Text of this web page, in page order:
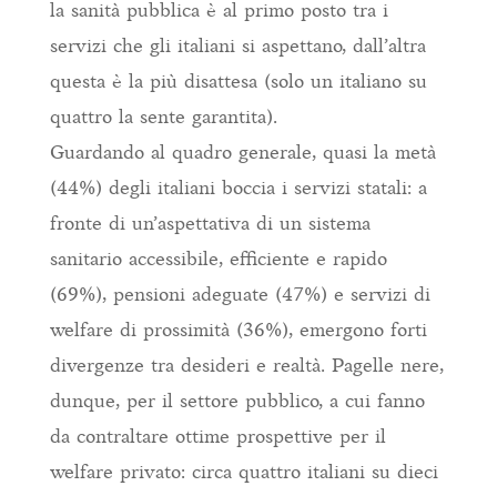
la sanità pubblica è al primo posto tra i
servizi che gli italiani si aspettano, dall’altra
questa è la più disattesa (solo un italiano su
quattro la sente garantita).
Guardando al quadro generale, quasi la metà
(44%) degli italiani boccia i servizi statali: a
fronte di un’aspettativa di un sistema
sanitario accessibile, efficiente e rapido
(69%), pensioni adeguate (47%) e servizi di
welfare di prossimità (36%), emergono forti
divergenze tra desideri e realtà. Pagelle nere,
dunque, per il settore pubblico, a cui fanno
da contraltare ottime prospettive per il
welfare privato: circa quattro italiani su dieci